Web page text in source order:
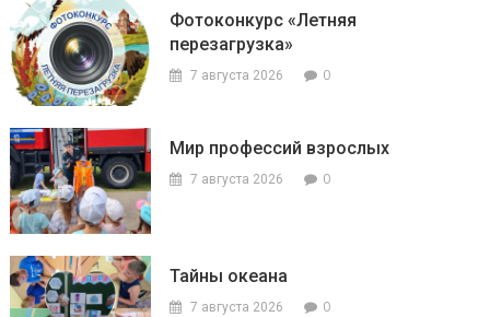
Фотоконкурс «Летняя
перезагрузка»
7 августа 2026 0
Мир профессий взрослых
7 августа 2026 0
Тайны океана
7 августа 2026 0